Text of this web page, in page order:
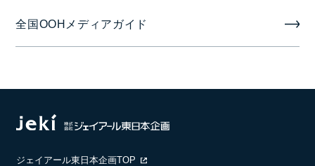
全国OOHメディアガイド
ジェイアール東日本企画TOP